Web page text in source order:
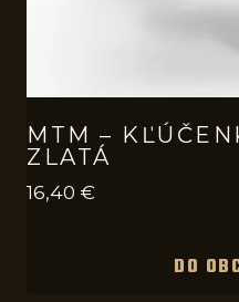
MTM –
ZLATÁ
16,40 €
DO